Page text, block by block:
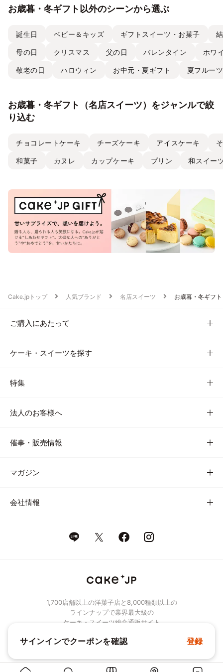
お歳暮・冬ギフト以外のシーンから選ぶ
誕生日 ベビー＆キッズ ギフトスイーツ・お菓子
母の日 クリスマス 父の日 バレンタイン ホワ
敬老の日 ハロウィン お中元・夏ギフト 夏フルー
お歳暮・冬ギフト（名店スイーツ）をジャンルで絞
り込む
チョコレートケーキ チーズケーキ アイスケーキ
和菓子 カヌレ カップケーキ プリン 和スイー
Cake.jpトップ 人気ブランド 名店スイーツ お歳暮・冬ギフト
ご購入にあたって
ケーキ・スイーツを探す
特集
法人のお客様へ
催事・販売情報
マガジン
会社情報
1,700店舗以上の洋菓子店と8,000種類以上の
ラインナップで業界最大級の
ケーキ・スイーツ総合通販サイト
© Cake.jp Co., Ltd.
サインインでクーポンを確認 登録